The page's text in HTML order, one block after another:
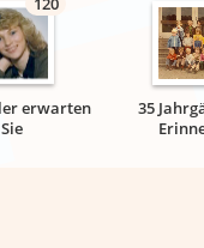
erwarten
Sie
35